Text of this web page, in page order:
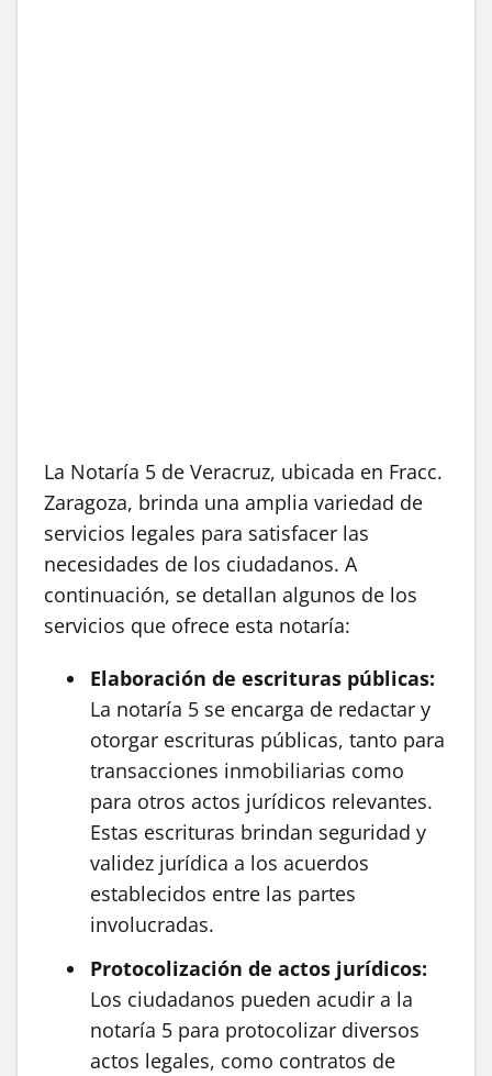
La Notaría 5 de Veracruz, ubicada en Fracc.
Zaragoza, brinda una amplia variedad de
servicios legales para satisfacer las
necesidades de los ciudadanos. A
continuación, se detallan algunos de los
servicios que ofrece esta notaría:
Elaboración de escrituras públicas:
La notaría 5 se encarga de redactar y
otorgar escrituras públicas, tanto para
transacciones inmobiliarias como
para otros actos jurídicos relevantes.
Estas escrituras brindan seguridad y
validez jurídica a los acuerdos
establecidos entre las partes
involucradas.
Protocolización de actos jurídicos:
Los ciudadanos pueden acudir a la
notaría 5 para protocolizar diversos
actos legales, como contratos de